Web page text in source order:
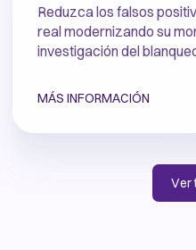
Reduzca los falsos
real modernizando su
investigación del
MÁS INFORMACIÓN
Ver